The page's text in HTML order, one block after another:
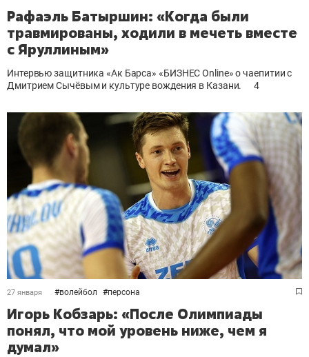
Рафаэль Батыршин: «Когда были
травмированы, ходили в мечеть вместе
с Яруллиным»
Интервью защитника «Ак Барса»«БИЗНЕС Online» о чаепитии с
Дмитрием Сычёвым и культуре вождения в Казани.
4
27 января #волейбол #персона
Игорь Кобзарь: «После Олимпиады
понял, что мой уровень ниже, чем я
думал»